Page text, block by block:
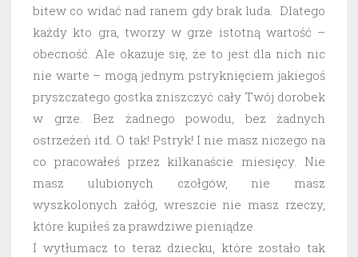
bitew co widać nad ranem gdy brak luda. Dlatego
każdy kto gra, tworzy w grze istotną wartość –
obecność. Ale okazuje się, że to jest dla nich nic
nie warte – mogą jednym pstryknięciem jakiegoś
pryszczatego gostka zniszczyć cały Twój dorobek
w grze. Bez żadnego powodu, bez żadnych
ostrzeżeń itd. O tak! Pstryk! I nie masz niczego na
co pracowałeś przez kilkanaście miesięcy. Nie
masz ulubionych czołgów, nie masz
wyszkolonych załóg, wreszcie nie masz rzeczy,
które kupiłeś za prawdziwe pieniądze.
I wytłumacz to teraz dziecku, które zostało tak